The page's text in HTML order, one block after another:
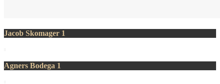
Jacob Skomager 1
Agners Bodega 1